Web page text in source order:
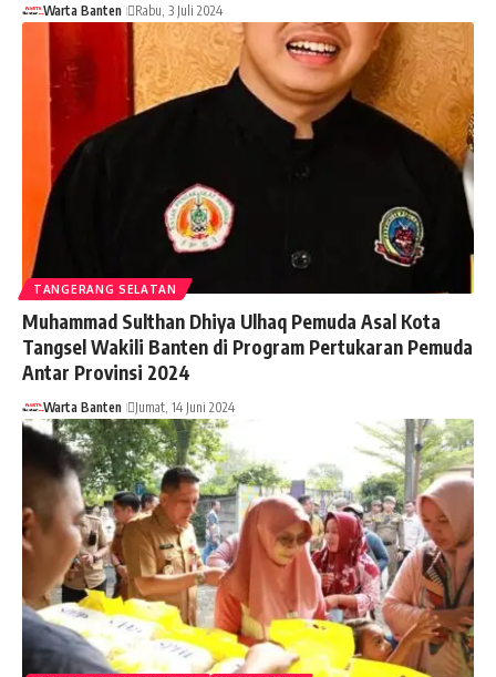
Warta Banten Rabu, 3 Juli 2024
TANGERANG SELATAN
Muhammad Sulthan Dhiya Ulhaq Pemuda Asal Kota
Tangsel Wakili Banten di Program Pertukaran Pemuda
Antar Provinsi 2024
Warta Banten Jumat, 14 Juni 2024